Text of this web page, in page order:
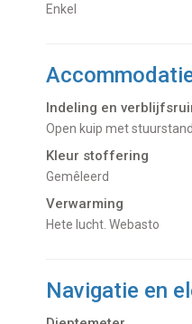
Enkel
Indeling en
Open kuip met
Kleur stoffering
Gemêleerd
Verwarming
hete lucht. Webasto
Navigatie en